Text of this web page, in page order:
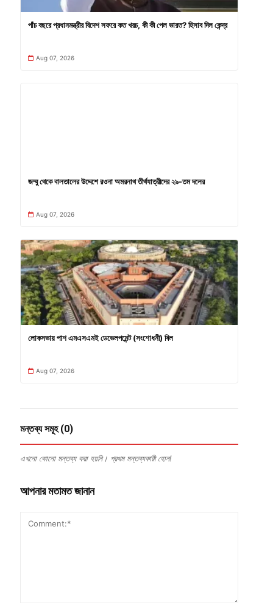
পাঁচ বছরে প্রধানমন্ত্রীর বিদেশ সফরে কত খরচ, কী কী পেল ভারত? হিসাব দিল কেন্দ্র
Aug 07, 2026
জম্মু থেকে বালতালের উদ্দেশে রওনা অমরনাথ তীর্থযাত্রীদের ২৯-তম দলের
Aug 07, 2026
লোকসভায় পাশ এমএসএমই ডেভেলপমেন্ট (সংশোধনী) বিল
Aug 07, 2026
মন্তব্য সমূহ (0)
এখনো কোনো মন্তব্য করা হয়নি। প্রথম মন্তব্যকারী হোন!
আপনার মতামত জানান